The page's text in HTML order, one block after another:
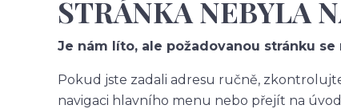
STRÁNKA NEBYLA
Je nám líto, ale požadovanou stránku
Pokud jste zadali adresu ručně,
navigaci hlavního menu nebo přejít na